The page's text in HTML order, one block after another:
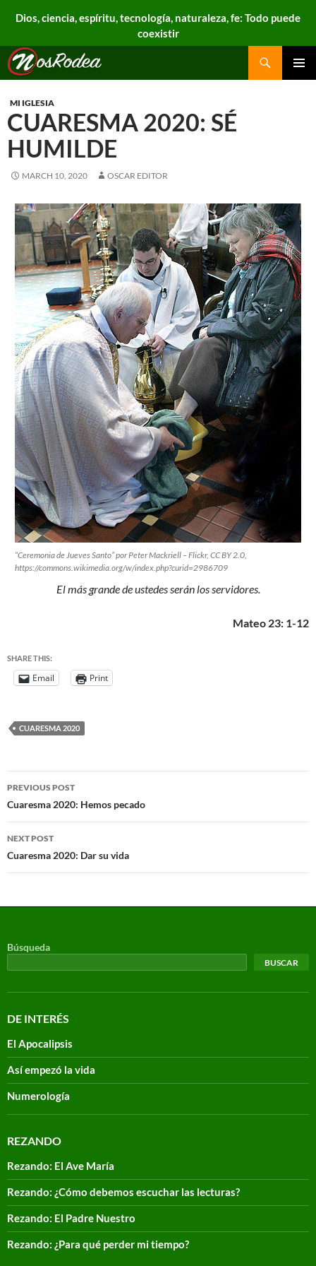
Dios, ciencia, espíritu, tecnología, naturaleza, fe: Todo puede
coexistir
Nos Rodea
Search
MI IGLESIA
CUARESMA 2020: SÉ
HUMILDE
MARCH 10, 2020 OSCAR EDITOR
“Ceremonia de Jueves Santo” por Peter Mackriell – Flickr, CC BY 2.0,
https://commons.wikimedia.org/w/index.php?curid=2986709
El más grande de ustedes serán los servidores.
Mateo 23: 1-12
SHARE THIS:
Email Print
CUARESMA 2020
PREVIOUS POST
Cuaresma 2020: Hemos pecado
NEXT POST
Cuaresma 2020: Dar su vida
Búsqueda
BUSCAR
DE INTERÉS
El Apocalipsis
Así empezó la vida
Numerología
REZANDO
Rezando: El Ave María
Rezando: ¿Cómo debemos escuchar las lecturas?
Rezando: El Padre Nuestro
Rezando: ¿Para qué perder mi tiempo?